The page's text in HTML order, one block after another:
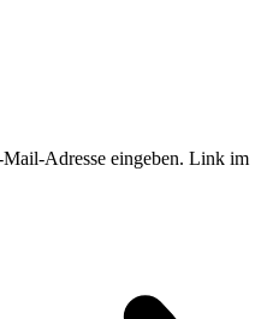
Adresse eingeben. Link im